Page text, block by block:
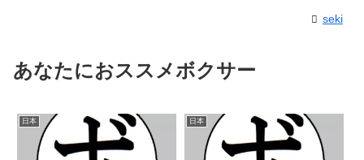
seki
あなたにおススメボクサー
日本 日本